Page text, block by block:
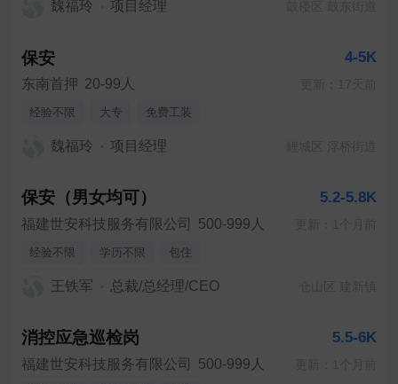
魏福玲 项目经理
保安 4-5K
东南首押 20-99人
经验不限 大专 免费工装
魏福玲 项目经理
保安（男女均可） 5.2-5.8K
福建世安科技服务有限公司 500-999人
经验不限 学历不限 包住
王铁军 总裁/总经理/CEO
消控应急巡检岗 5.5-6K
福建世安科技服务有限公司 500-999人